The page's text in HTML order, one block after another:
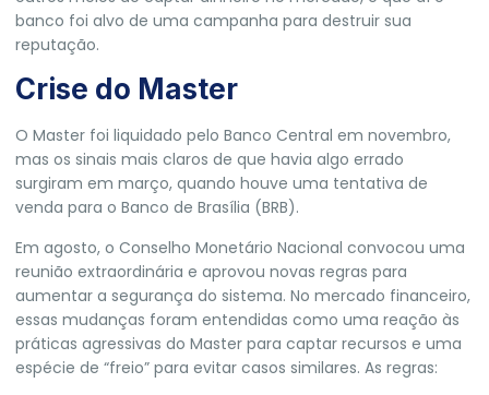
banco foi alvo de uma campanha para destruir sua
reputação.
Crise do Master
O Master foi liquidado pelo Banco Central em novembro,
mas os sinais mais claros de que havia algo errado
surgiram em março, quando houve uma tentativa de
venda para o Banco de Brasília (BRB).
Em agosto, o Conselho Monetário Nacional convocou uma
reunião extraordinária e aprovou novas regras para
aumentar a segurança do sistema. No mercado financeiro,
essas mudanças foram entendidas como uma reação às
práticas agressivas do Master para captar recursos e uma
espécie de “freio” para evitar casos similares. As regras: